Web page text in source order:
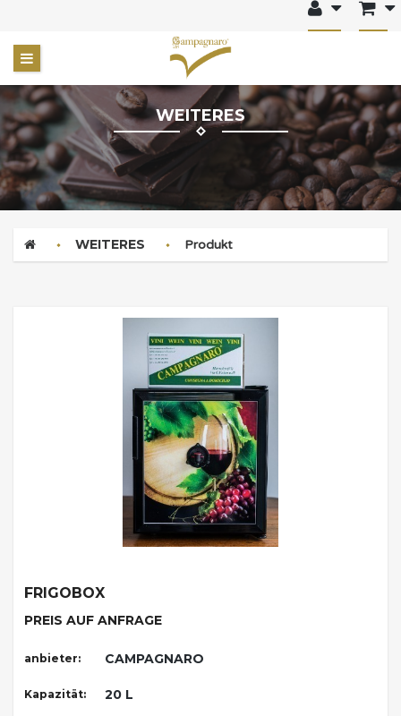
WEITERES
WEITERES Produkt
FRIGOBOX
PREIS AUF ANFRAGE
anbieter: CAMPAGNARO
Kapazität: 20 L